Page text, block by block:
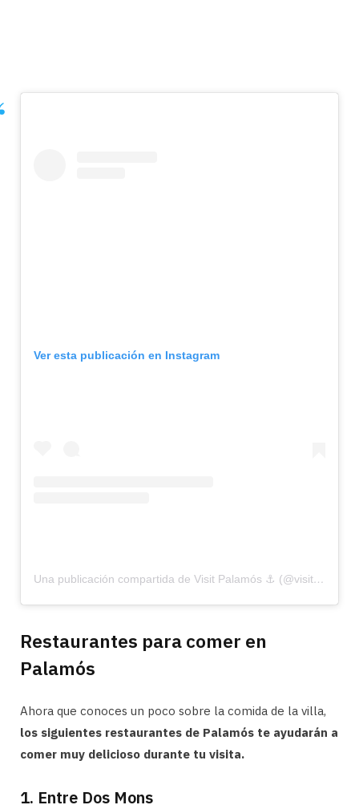
Ver esta publicación en Instagram
Una publicación compartida de Visit Palamós ⚓ (@visitpalamos)
Restaurantes para comer en
Palamós
Ahora que conoces un poco sobre la comida de la villa,
los siguientes restaurantes de Palamós te ayudarán a
comer muy delicioso durante tu visita.
1. Entre Dos Mons